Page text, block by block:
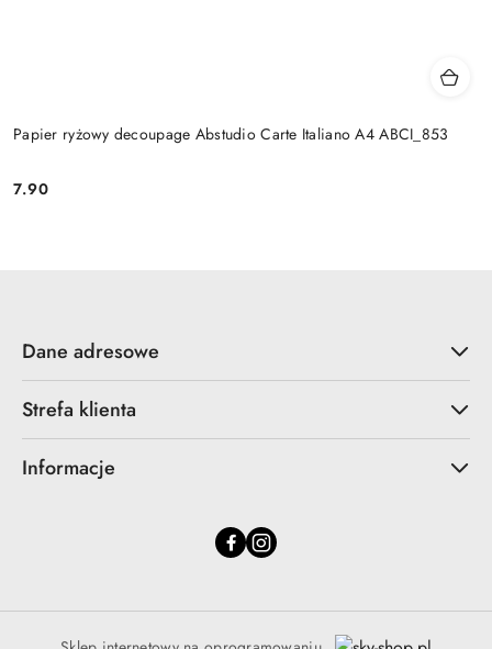
Papier ryżowy decoupage Abstudio Carte Italiano A4 ABCI_853
Cena:
7.90
Dane adresowe
Strefa klienta
Informacje